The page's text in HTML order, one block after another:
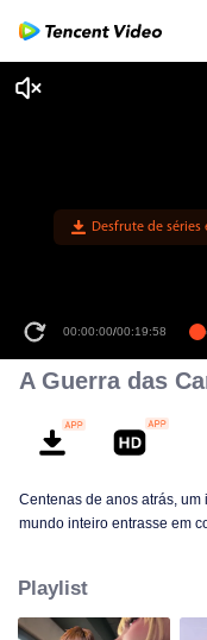
00:00:00/00:19:58
A Guerra das
Centenas de anos atrás,
mundo inteiro entrasse em
por Rosenberg, reuniram a
novo dispositivo de
Playlist